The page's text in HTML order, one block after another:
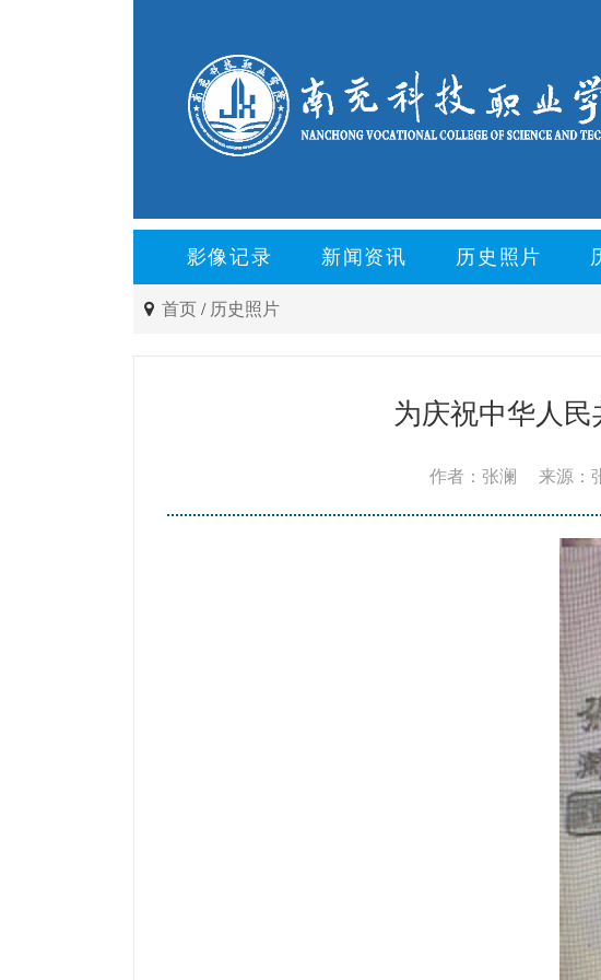
影像记录 新闻资讯 历史照片
首页 / 历史照片
为庆祝中华人
作者：张澜 来源：